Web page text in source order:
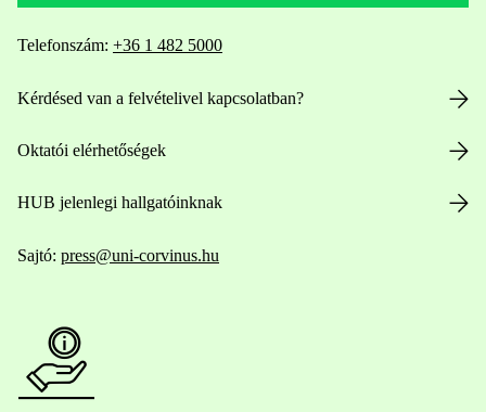
Telefonszám: +36 1 482 5000
Kérdésed van a felvételivel kapcsolatban?
Oktatói elérhetőségek
HUB jelenlegi hallgatóinknak
Sajtó: press@uni-corvinus.hu